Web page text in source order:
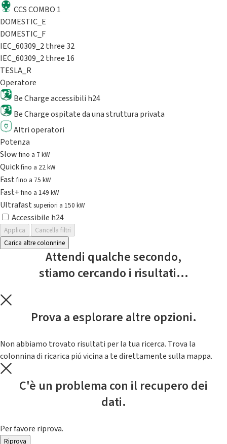
CCS COMBO 1
DOMESTIC_E
DOMESTIC_F
IEC_60309_2 three 32
IEC_60309_2 three 16
TESLA_R
Operatore
Be Charge accessibili h24
Be Charge ospitate da una struttura privata
Altri operatori
Potenza
Slowfino a 7 kW
Quickfino a 22 kW
Fastfino a 75 kW
Fast+fino a 149 kW
Ultrafast superiori a 150 kW
Accessibile h24
Applica
Cancella filtri
Carica altre colonnine
Attendi qualche secondo,
stiamo cercando i risultati...
Prova a esplorare altre opzioni.
Non abbiamo trovato risultati per la tua ricerca. Trova la
colonnina di ricarica piú vicina a te direttamente sulla mappa.
C'è un problema con il recupero dei
dati.
Per favore riprova.
Riprova